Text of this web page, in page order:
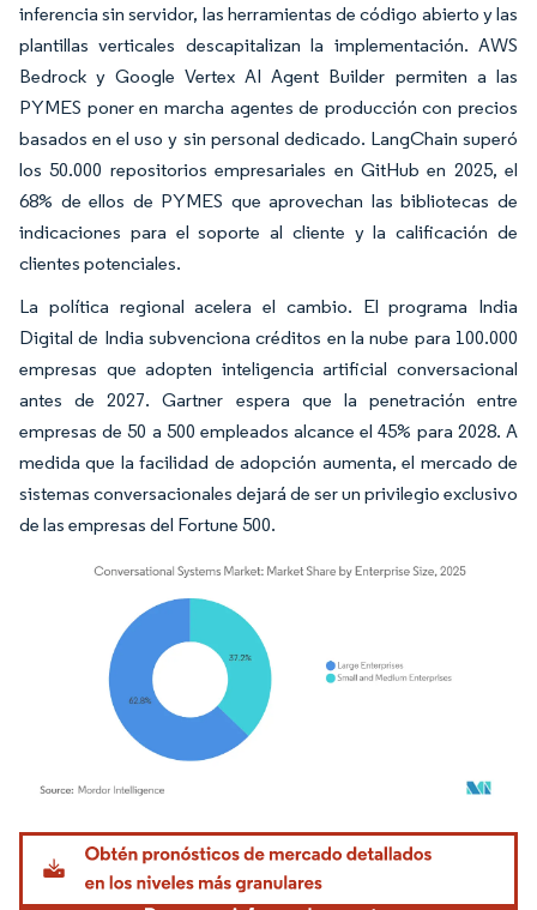
inferencia sin servidor, las herramientas de código abierto y las
plantillas verticales descapitalizan la implementación. AWS
Bedrock y Google Vertex AI Agent Builder permiten a las
PYMES poner en marcha agentes de producción con precios
basados en el uso y sin personal dedicado. LangChain superó
los 50.000 repositorios empresariales en GitHub en 2025, el
68% de ellos de PYMES que aprovechan las bibliotecas de
indicaciones para el soporte al cliente y la calificación de
clientes potenciales.
La política regional acelera el cambio. El programa India
Digital de India subvenciona créditos en la nube para 100.000
empresas que adopten inteligencia artificial conversacional
antes de 2027. Gartner espera que la penetración entre
empresas de 50 a 500 empleados alcance el 45% para 2028. A
medida que la facilidad de adopción aumenta, el mercado de
sistemas conversacionales dejará de ser un privilegio exclusivo
de las empresas del Fortune 500.
Imagen © Mordor Intelligence. El uso requiere atribución según CC BY 4.0.